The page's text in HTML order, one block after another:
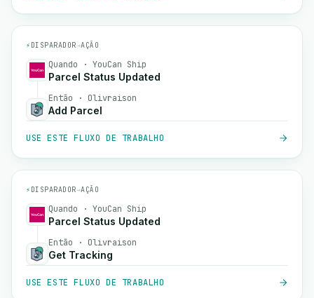
⚡ DISPARADOR→AÇÃO
Quando · YouCan Ship
Parcel Status Updated
Então · Olivraison
Add Parcel
USE ESTE FLUXO DE TRABALHO
⚡ DISPARADOR→AÇÃO
Quando · YouCan Ship
Parcel Status Updated
Então · Olivraison
Get Tracking
USE ESTE FLUXO DE TRABALHO